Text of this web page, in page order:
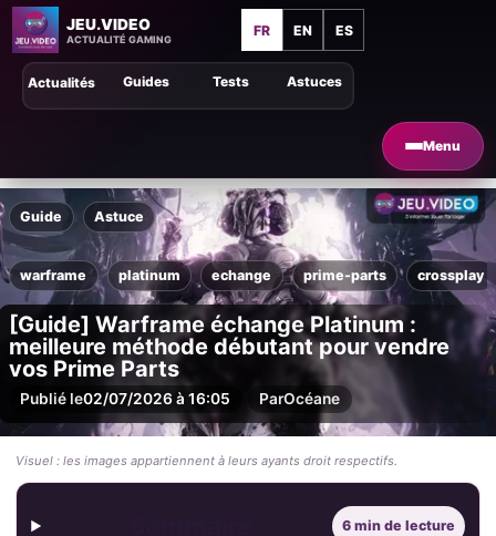
JEU.VIDEO
ACTUALITÉ GAMING
FR EN ES
Menu
Astuces
Guides Tests
Actualités
Guide Astuce
warframe platinum echange prime-parts crossplay
[Guide] Warframe échange Platinum :
meilleure méthode débutant pour vendre
vos Prime Parts
Publié le02/07/2026 à 16:05 ParOcéane
Visuel : les images appartiennent à leurs ayants droit respectifs.
6 min de lecture